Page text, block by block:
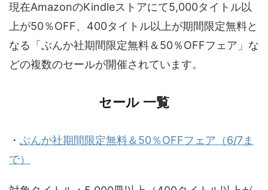
現在AmazonのKindleストアにて5,000タイトル以
上が50％OFF、400タイトル以上が期間限定無料と
なる「ぶんか社期間限定無料＆50％OFFフェア」な
どの複数のセールが開催されています。
セール 一覧
・ ぶんか社期間限定無料＆50％OFFフェア（6/7ま
で）